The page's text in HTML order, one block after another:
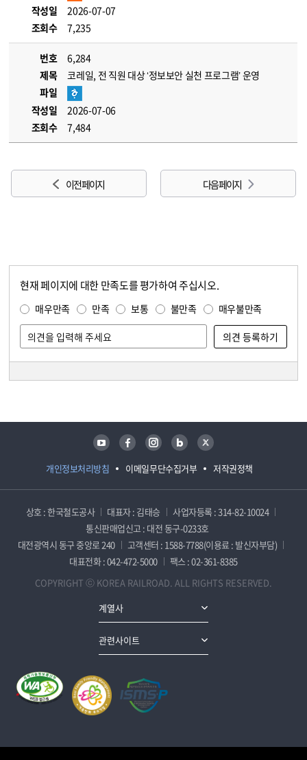
작성일
2026-07-07
조회수
7,235
번호
6,284
제목
코레일, 전 직원 대상 ‘정보보안 실천 프로그램’ 운영
파일
작성일
2026-07-06
조회수
7,484
이전 페이지 다음 페이지
현재 페이지에 대한 만족도를 평가하여 주십시오.
매우만족 만족 보통 불만족 매우불만족
개인정보처리방침 이메일무단수집거부 저작권정책
유튜브 페이스북 인스타그램 블로그 트위터
상호 : 한국철도공사 대표자 : 김태승
사업자등록 : 314-82-10024
통신판매업신고 : 대전 동구-0233호
대전광역시 동구 중앙로 240
고객센터 : 1588-7788(이용료 : 발신자부담)
대표전화 : 042-472-5000
팩스 : 02-361-8385
COPYRIGHT ⓒ KOREA RAILROAD. ALL RIGHTS RESERVED.
계열사
관련사이트